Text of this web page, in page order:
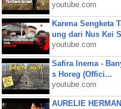
youtube.com
Karena Sengketa
ung dari Nus Kei
youtube.com
Safira Inema -
s Horeg (Offici...
youtube.com
AURELIE